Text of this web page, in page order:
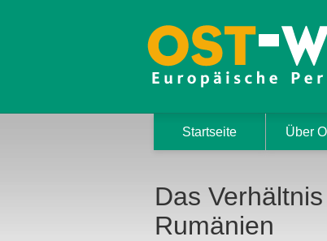
Startseite Über
Das
Rumänien